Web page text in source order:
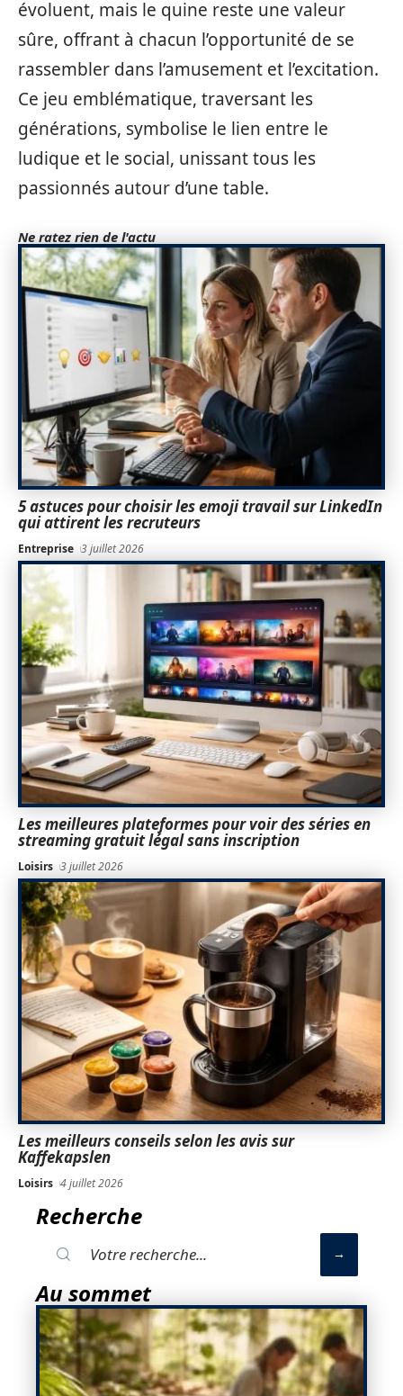
évoluent, mais le quine reste une valeur
sûre, offrant à chacun l’opportunité de se
rassembler dans l’amusement et l’excitation.
Ce jeu emblématique, traversant les
générations, symbolise le lien entre le
ludique et le social, unissant tous les
passionnés autour d’une table.
Ne ratez rien de l'actu
5 astuces pour choisir les emoji travail sur LinkedIn
qui attirent les recruteurs
Entreprise 3 juillet 2026
Les meilleures plateformes pour voir des séries en
streaming gratuit légal sans inscription
Loisirs 3 juillet 2026
Les meilleurs conseils selon les avis sur
Kaffekapslen
Loisirs 4 juillet 2026
Recherche
Au sommet